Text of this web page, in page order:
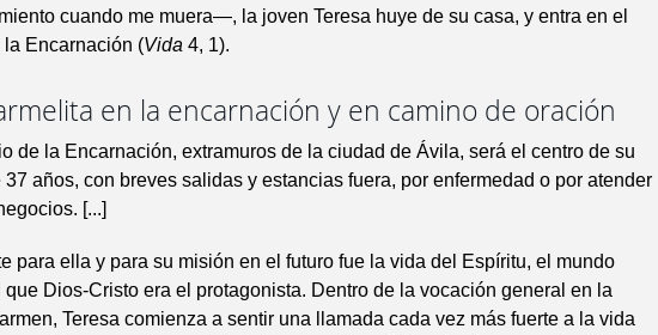
cuando me muera—, la joven Teresa huye de su casa, y entra en el
Encarnación (Vida 4, 1).
en la encarnación y en camino de oración
de la Encarnación, extramuros de la ciudad de Ávila, será el centro de su
años, con breves salidas y estancias fuera, por enfermedad o por atender
[...]
para ella y para su misión en el futuro fue la vida del Espíritu, el mundo
que Dios-Cristo era el protagonista. Dentro de la vocación general en la
Teresa comienza a sentir una llamada cada vez más fuerte a la vida